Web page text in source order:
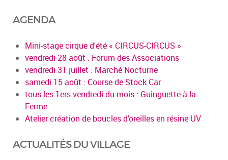
AGENDA
Mini-stage cirque d'été « CIRCUS-CIRCUS »
vendredi 28 août : Forum des Associations
vendredi 31 juillet : Marché Nocturne
samedi 15 août : Course de Stock Car
tous les 1ers vendredi du mois : Guinguette à la
Ferme
Atelier création de boucles d’oreilles en résine UV
ACTUALITÉS DU VILLAGE